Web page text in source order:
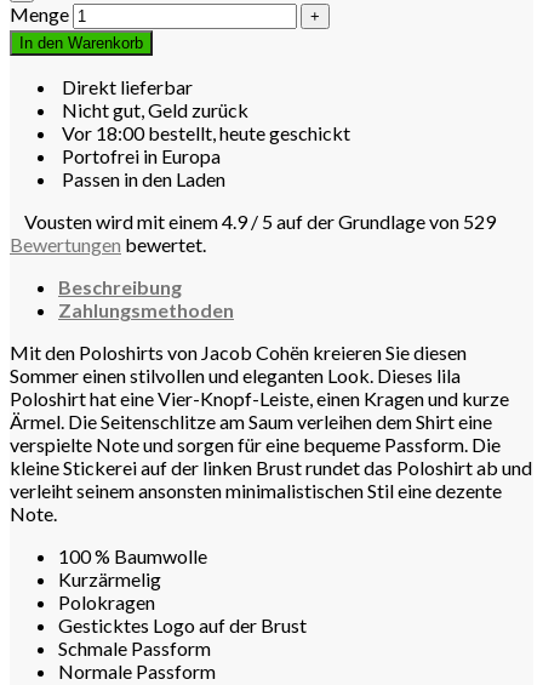
Menge
In den Warenkorb
Direkt lieferbar
Nicht gut, Geld zurück
Vor 18:00 bestellt, heute geschickt
Portofrei in Europa
Passen in den Laden
Vousten wird mit einem 4.9 / 5 auf der Grundlage von 529
Bewertungen bewertet.
Beschreibung
Zahlungsmethoden
Mit den Poloshirts von Jacob Cohën kreieren Sie diesen
Sommer einen stilvollen und eleganten Look. Dieses lila
Poloshirt hat eine Vier-Knopf-Leiste, einen Kragen und kurze
Ärmel. Die Seitenschlitze am Saum verleihen dem Shirt eine
verspielte Note und sorgen für eine bequeme Passform. Die
kleine Stickerei auf der linken Brust rundet das Poloshirt ab und
verleiht seinem ansonsten minimalistischen Stil eine dezente
Note.
100 % Baumwolle
Kurzärmelig
Polokragen
Gesticktes Logo auf der Brust
Schmale Passform
Normale Passform